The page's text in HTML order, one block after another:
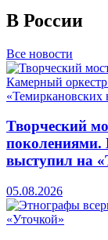
В России
Все новости
Творческий
выступил на
05.08.2026